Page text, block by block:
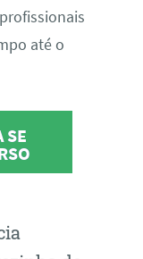
até o
SE